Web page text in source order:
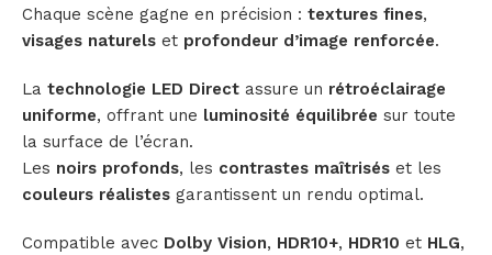
Chaque scène gagne en précision : textures fines,
visages naturels et profondeur d’image renforcée.
La technologie LED Direct assure un rétroéclairage
uniforme, offrant une luminosité équilibrée sur toute
la surface de l’écran.
Les noirs profonds, les contrastes maîtrisés et les
couleurs réalistes garantissent un rendu optimal.
Compatible avec Dolby Vision, HDR10+, HDR10 et HLG,